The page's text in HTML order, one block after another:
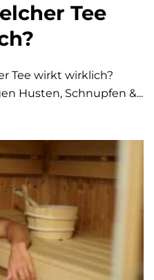
Tee
Tee wirkt wirklich?
Husten, Schnupfen &...